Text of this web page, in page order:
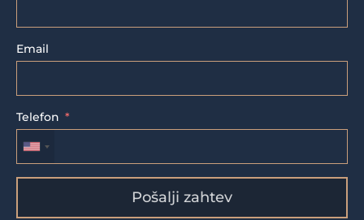
Email
Telefon
Pošalji zahtev